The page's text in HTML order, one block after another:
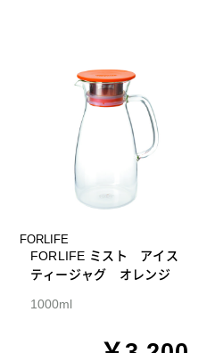
FORLIFE
FORLIFE ミスト アイス
ティージャグ オレンジ
1000ml